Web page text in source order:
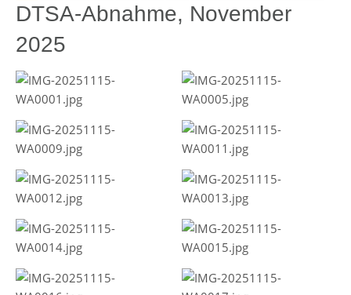
DTSA-Abnahme, November
2025